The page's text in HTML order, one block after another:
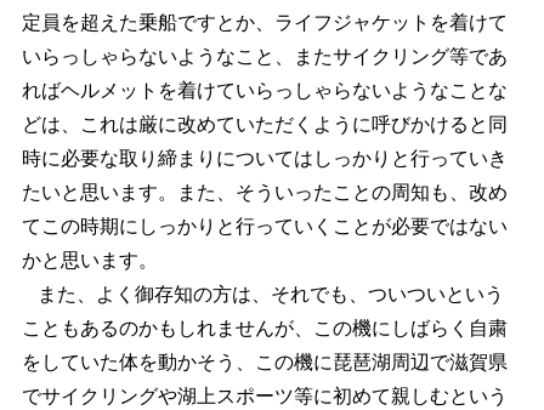
定員を超えた乗船ですとか、ライフジャケットを着けて
いらっしゃらないようなこと、またサイクリング等であ
ればヘルメットを着けていらっしゃらないようなことな
どは、これは厳に改めていただくように呼びかけると同
時に必要な取り締まりについてはしっかりと行っていき
たいと思います。また、そういったことの周知も、改め
てこの時期にしっかりと行っていくことが必要ではない
かと思います。
また、よく御存知の方は、それでも、ついついという
こともあるのかもしれませんが、この機にしばらく自粛
をしていた体を動かそう、この機に琵琶湖周辺で滋賀県
でサイクリングや湖上スポーツ等に初めて親しむという